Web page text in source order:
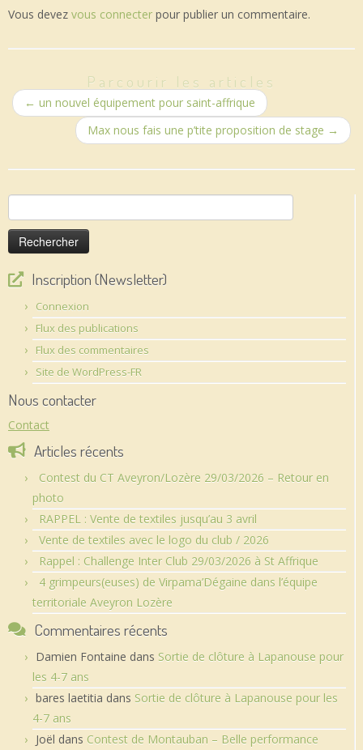
Vous devez vous connecter pour publier un commentaire.
Parcourir les articles
← un nouvel équipement pour saint-affrique
Max nous fais une p’tite proposition de stage →
Rechercher :
Inscription (Newsletter)
Connexion
Flux des publications
Flux des commentaires
Site de WordPress-FR
Nous contacter
Contact
Articles récents
Contest du CT Aveyron/Lozère 29/03/2026 – Retour en
photo
RAPPEL : Vente de textiles jusqu’au 3 avril
Vente de textiles avec le logo du club / 2026
Rappel : Challenge Inter Club 29/03/2026 à St Affrique
4 grimpeurs(euses) de Virpama’Dégaine dans l’équipe
territoriale Aveyron Lozère
Commentaires récents
Damien Fontaine dans Sortie de clôture à Lapanouse pour
les 4-7 ans
bares laetitia dans Sortie de clôture à Lapanouse pour les
4-7 ans
Joël dans Contest de Montauban – Belle performance